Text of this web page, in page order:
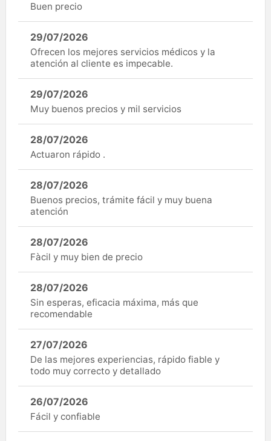
Buen precio
29/07/2026
Ofrecen los mejores servicios médicos y la
atención al cliente es impecable.
29/07/2026
Muy buenos precios y mil servicios
28/07/2026
Actuaron rápido .
28/07/2026
Buenos precios, trámite fácil y muy buena
atención
28/07/2026
Fàcil y muy bien de precio
28/07/2026
Sin esperas, eficacia máxima, más que
recomendable
27/07/2026
De las mejores experiencias, rápido fiable y
todo muy correcto y detallado
26/07/2026
Fácil y confiable